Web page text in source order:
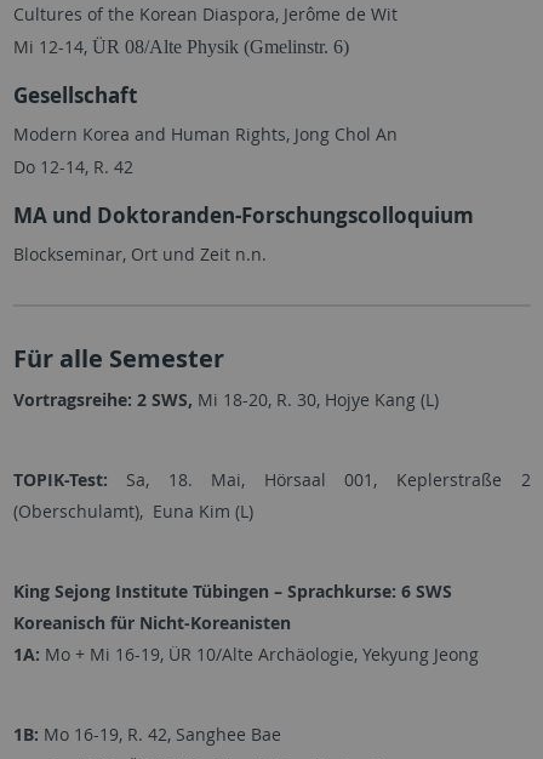
Cultures of the Korean Diaspora, Jerôme de Wit
Mi 12-14, ÜR 08/Alte Physik (Gmelinstr. 6)
Gesellschaft
Modern Korea and Human Rights, Jong Chol An
Do 12-14, R. 42
MA und Doktoranden-Forschungscolloquium
Blockseminar, Ort und Zeit n.n.
Für alle Semester
Vortragsreihe: 2 SWS, Mi 18-20, R. 30, Hojye Kang (L)
TOPIK-Test: Sa, 18. Mai, Hörsaal 001, Keplerstraße 2
(Oberschulamt), Euna Kim (L)
King Sejong Institute Tübingen – Sprachkurse: 6 SWS
Koreanisch für Nicht-Koreanisten
1A: Mo + Mi 16-19, ÜR 10/Alte Archäologie, Yekyung Jeong
1B: Mo 16-19, R. 42, Sanghee Bae